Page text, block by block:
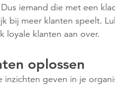
iemand die met een
bij meer klanten speelt.
loyale klanten aan over.
oplossen
inzichten geven in je